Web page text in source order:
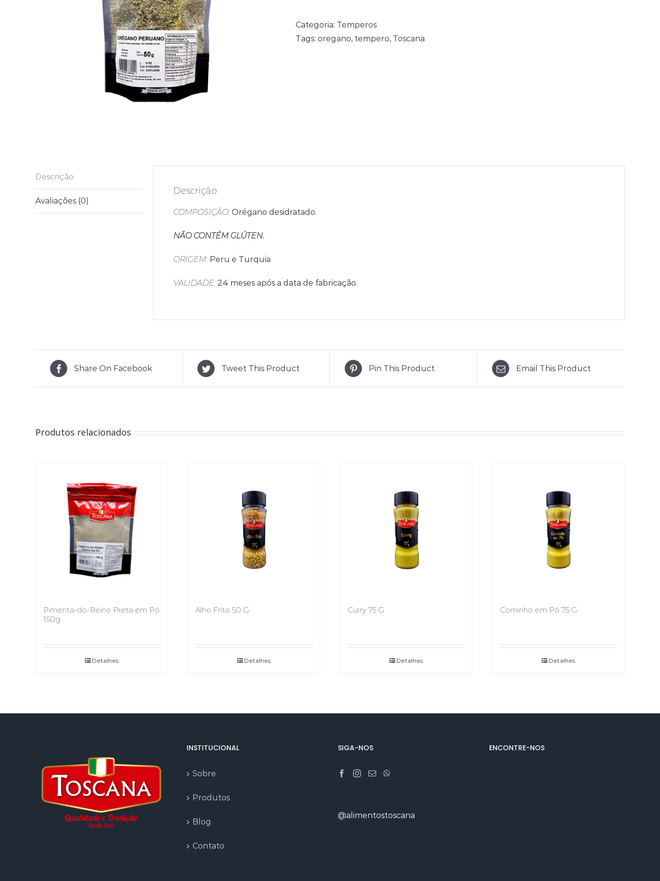
Categoria: Temperos
Tags: oregano, tempero, Toscana
Descrição
Avaliações (0)
Descrição
COMPOSIÇÃO: Orégano desidratado.
NÃO CONTÉM GLÚTEN.
ORIGEM: Peru e Turquia
VALIDADE: 24 meses após a data de fabricação.
Share On Facebook Tweet This Product Pin This Product Email This Product
Produtos relacionados
Pimenta-do-Reino Preta em Pó
150g
Detalhes
Alho Frito 50 G
Detalhes
Curry 75 G
Detalhes
Cominho em Pó 75 G
Detalhes
INSTITUCIONAL
Sobre
Produtos
Blog
Contato
SIGA-NOS
@alimentostoscana
ENCONTRE-NOS